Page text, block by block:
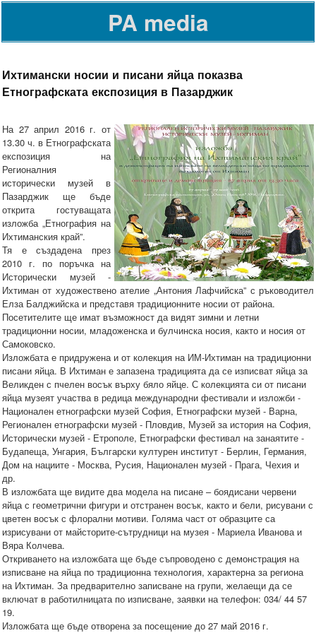
PA media
Ихтимански носии и писани яйца показва
Етнографската експозиция в Пазарджик
На 27 април 2016 г. от
13.30 ч. в Етнографската
експозиция на
Регионалния
исторически музей в
Пазарджик ще бъде
открита гостуващата
изложба „Етнография на
Ихтиманския край”.
Тя е създадена през
2010 г. по поръчка на
Исторически музей -
Ихтиман от художествено ателие „Антония Лафчийска” с ръководител
Елза Балджийска и представя традиционните носии от района.
Посетителите ще имат възможност да видят зимни и летни
традиционни носии, младоженска и булчинска носия, както и носия от
Самоковско.
Изложбата е придружена и от колекция на ИМ-Ихтиман на традиционни
писани яйца. В Ихтиман е запазена традицията да се изписват яйца за
Великден с пчелен восък върху бяло яйце. С колекцията си от писани
яйца музеят участва в редица международни фестивали и изложби -
Национален етнографски музей София, Етнографски музей - Варна,
Регионален етнографски музей - Пловдив, Музей за история на София,
Исторически музей - Етрополе, Етнографски фестивал на занаятите -
Будапеща, Унгария, Български културен институт - Берлин, Германия,
Дом на нациите - Москва, Русия, Национален музей - Прага, Чехия и
др.
В изложбата ще видите два модела на писане – боядисани червени
яйца с геометрични фигури и отстранен восък, както и бели, рисувани с
цветен восък с флорални мотиви. Голяма част от образците са
изрисувани от майсторите-сътрудници на музея - Мариела Иванова и
Вяра Колчева.
Откриването на изложбата ще бъде съпроводено с демонстрация на
изписване на яйца по традиционна технология, характерна за региона
на Ихтиман. За предварително записване на групи, желаещи да се
включат в работилницата по изписване, заявки на телефон: 034/ 44 57
19.
Изложбата ще бъде отворена за посещение до 27 май 2016 г.